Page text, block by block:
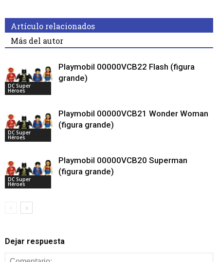
Artículo relacionados
Más del autor
DC Super
Héroes
Playmobil 00000VCB22 Flash (figura
grande)
DC Super
Héroes
Playmobil 00000VCB21 Wonder Woman
(figura grande)
DC Super
Héroes
Playmobil 00000VCB20 Superman
(figura grande)
Dejar respuesta